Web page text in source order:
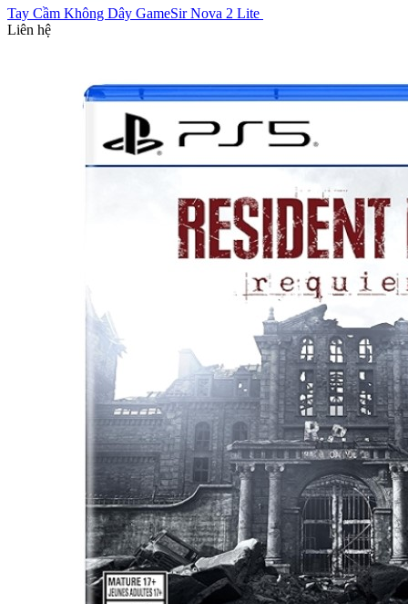
Tay Cầm Không Dây GameSir Nova 2 Lite
Liên hệ